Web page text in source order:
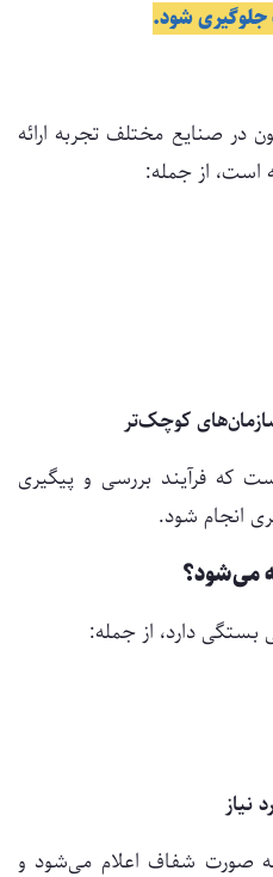
جلوگیری شود.
در صنایع مختلف تجربه ارائه
است، از جمله:
کوچک‌تر
که فرآیند بررسی و پیگیری
انجام شود.
می‌شود؟
دارد، از جمله:
نیاز
صورت شفاف اعلام می‌شود و